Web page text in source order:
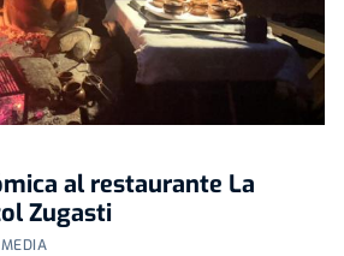
al restaurante La
Zugasti